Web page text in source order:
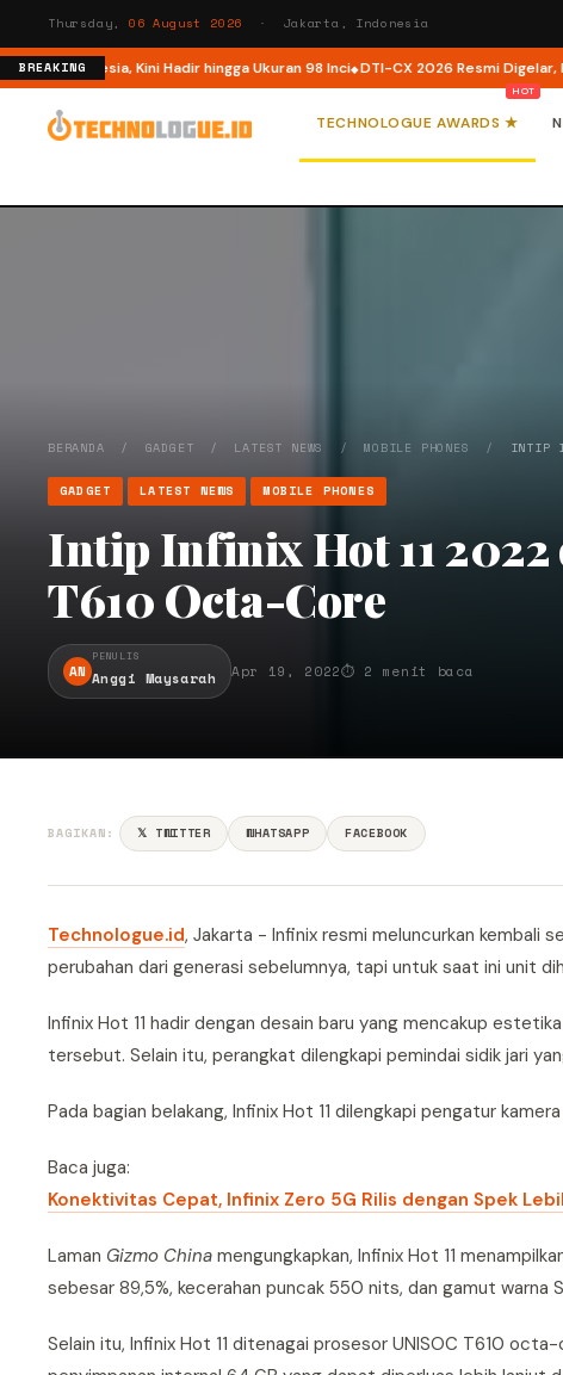
Thursday, 06 August 2026 · Jakarta, Indonesia
BREAKING
Indonesia, Kini Hadir hingga Ukuran 98 Inci DTI-CX 2026 Resmi Digelar,
TECHNOLOGUE AWARDS ★
BERANDA / GADGET / LATEST NEWS /MOBILE PHONES / INTIP
GADGET LATEST NEWS MOBILE PHONES
Intip Infinix Hot 11 2022
T610 Octa-Core
AN
PENULIS
Anggi Maysarah Apr 19, 2022⏱ 2 menit baca
BAGIKAN: 𝕏 TWITTER WHATSAPP FACEBOOK
Technologue.id, Jakarta - Infinix resmi meluncurkan kembali
perubahan dari generasi sebelumnya, tapi untuk saat ini unit
Infinix Hot 11 hadir dengan desain baru yang mencakup
tersebut. Selain itu, perangkat dilengkapi pemindai sidik jari
Pada bagian belakang, Infinix Hot 11 dilengkapi pengatur
Baca juga:
Konektivitas Cepat, Infinix Zero 5G Rilis dengan Spek
Laman Gizmo China mengungkapkan, Infinix Hot 11
sebesar 89,5%, kecerahan puncak 550 nits, dan gamut warna
Selain itu, Infinix Hot 11 ditenagai prosesor UNISOC T610